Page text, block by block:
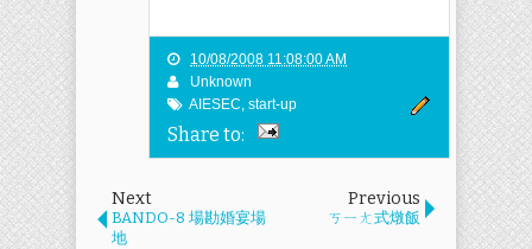
10/08/2008 11:08:00 AM
Unknown
AIESEC, start-up
Share to:
Next
BANDO-8 場勘婚宴場
地
Previous
ㄎㄧㄤ式燉飯